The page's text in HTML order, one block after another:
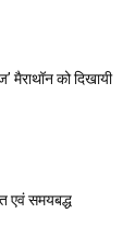
मैराथॉन को दिखायी
एवं समयबद्ध